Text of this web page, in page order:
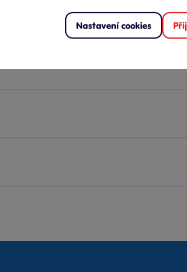
Nastavení cookies